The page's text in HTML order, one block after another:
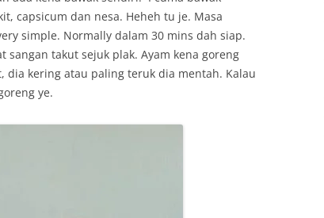
capsicum dan nesa. Heheh tu je. Masa
simple. Normally dalam 30 mins dah siap.
sangan takut sejuk plak. Ayam kena goreng
kering atau paling teruk dia mentah. Kalau
ye.